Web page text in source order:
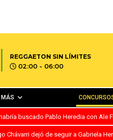
REGGAETON SIN LÍMITES
02:00 - 06:00
MÁS
buscado Pablo Heredia con Ale
Chávarri dejó de seguir a Gabriela